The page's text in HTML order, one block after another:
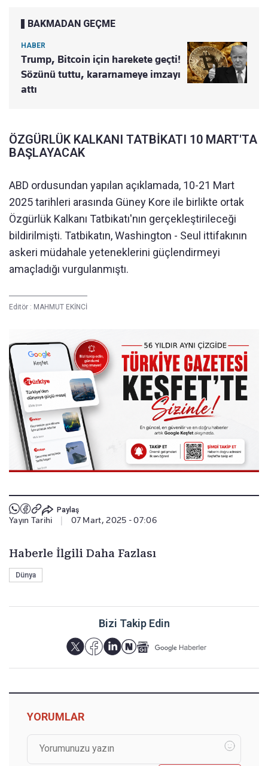
BAKMADAN GEÇME
HABER
Trump, Bitcoin için harekete geçti!
Sözünü tuttu, kararnameye imzayı
attı
ÖZGÜRLÜK KALKANI TATBİKATI 10 MART'TA
BAŞLAYACAK
ABD ordusundan yapılan açıklamada, 10-21 Mart
2025 tarihleri arasında Güney Kore ile birlikte ortak
Özgürlük Kalkanı Tatbikatı'nın gerçekleştirileceği
bildirilmişti. Tatbikatın, Washington - Seul ittifakının
askeri müdahale yeteneklerini güçlendirmeyi
amaçladığı vurgulanmıştı.
Editör : MAHMUT EKİNCİ
Paylaş
Yayın Tarihi 07 Mart, 2025 - 07:06
Haberle İlgili Daha Fazlası
Dünya
Bizi Takip Edin
YORUMLAR